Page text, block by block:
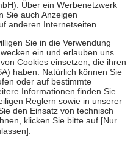
für ihre eigene Gesundheit zu
der Familie zu unterstützen,
vollendeten 18. Lebensjahr
Früherkennung, die von der